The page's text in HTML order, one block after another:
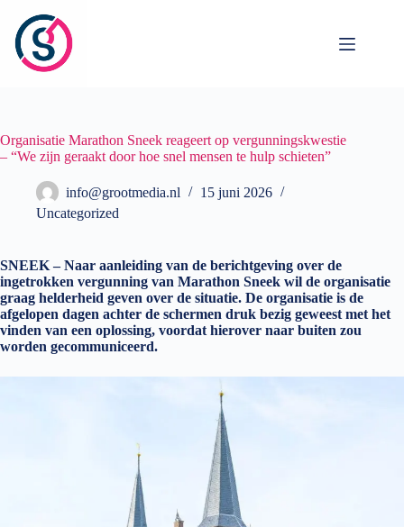
naar
inhoud
Organisatie Marathon Sneek reageert op vergunningskwestie
– “We zijn geraakt door hoe snel mensen te hulp schieten”
info@grootmedia.nl
15 juni 2026
Uncategorized
SNEEK – Naar aanleiding van de berichtgeving over de
ingetrokken vergunning van Marathon Sneek wil de organisatie
graag helderheid geven over de situatie. De organisatie is de
afgelopen dagen achter de schermen druk bezig geweest met het
vinden van een oplossing, voordat hierover naar buiten zou
worden gecommuniceerd.